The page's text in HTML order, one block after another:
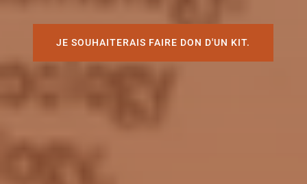
JE SOUHAITERAIS FAIRE DON D'UN KIT.